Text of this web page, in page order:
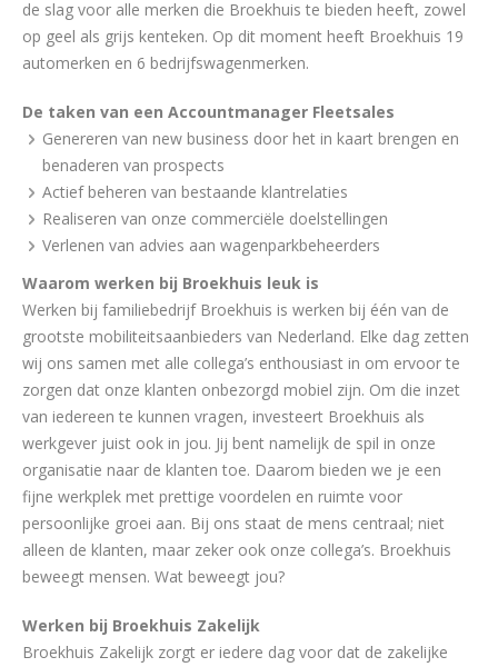
de slag voor alle merken die Broekhuis te bieden heeft, zowel
op geel als grijs kenteken. Op dit moment heeft Broekhuis 19
automerken en 6 bedrijfswagenmerken.
De taken van een Accountmanager Fleetsales
Genereren van new business door het in kaart brengen en
benaderen van prospects
Actief beheren van bestaande klantrelaties
Realiseren van onze commerciële doelstellingen
Verlenen van advies aan wagenparkbeheerders
Waarom werken bij Broekhuis leuk is
Werken bij familiebedrijf Broekhuis is werken bij één van de
grootste mobiliteitsaanbieders van Nederland. Elke dag zetten
wij ons samen met alle collega’s enthousiast in om ervoor te
zorgen dat onze klanten onbezorgd mobiel zijn. Om die inzet
van iedereen te kunnen vragen, investeert Broekhuis als
werkgever juist ook in jou. Jij bent namelijk de spil in onze
organisatie naar de klanten toe. Daarom bieden we je een
fijne werkplek met prettige voordelen en ruimte voor
persoonlijke groei aan. Bij ons staat de mens centraal; niet
alleen de klanten, maar zeker ook onze collega’s. Broekhuis
beweegt mensen. Wat beweegt jou?
Werken bij Broekhuis Zakelijk
Broekhuis Zakelijk zorgt er iedere dag voor dat de zakelijke